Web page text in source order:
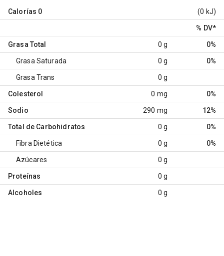
Calorías 0 (0 kJ)
% DV*
Grasa Total 0 g 0%
Grasa Saturada 0 g 0%
Grasa Trans 0 g
Colesterol 0 mg 0%
Sodio 290 mg 12%
Total de Carbohidratos 0 g 0%
Fibra Dietética 0 g 0%
Azúcares 0 g
Proteínas 0 g
Alcoholes 0 g